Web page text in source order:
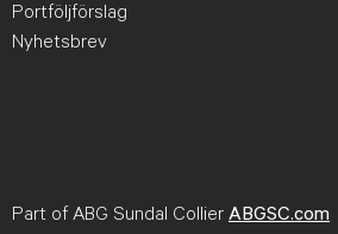
Portföljförslag
Nyhetsbrev
Part of ABG Sundal Collier ABGSC.com